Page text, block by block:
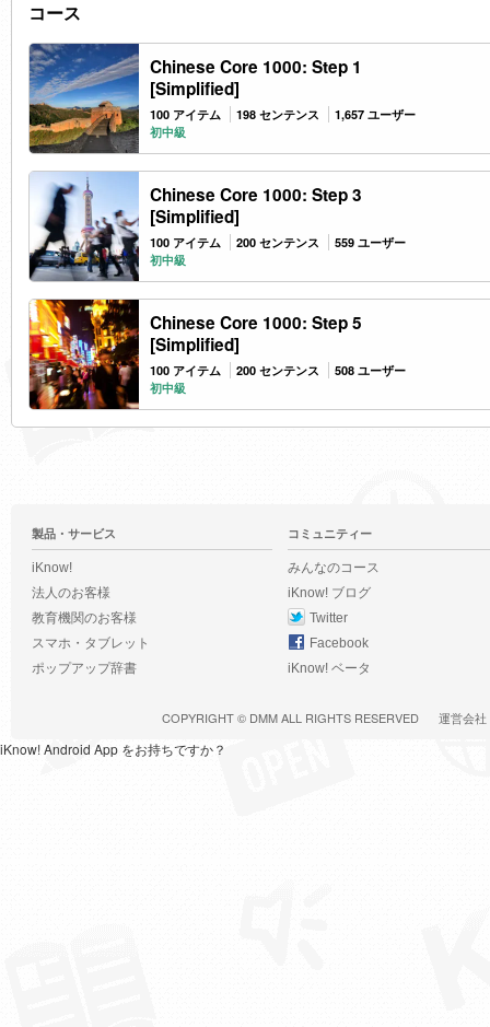
コース
Chinese Core 1000: Step 1
[Simplified]
100 アイテム 198 センテンス
1,657 ユーザー
初中級
Chinese Core 1000: Step 3
[Simplified]
100 アイテム 200 センテンス
559 ユーザー
初中級
Chinese Core 1000: Step 5
[Simplified]
100 アイテム 200 センテンス
508 ユーザー
初中級
製品・サービス
iKnow!
法人のお客様
教育機関のお客様
スマホ・タブレット
ポップアップ辞書
コミュニティー
みんなのコース
iKnow! ブログ
Twitter
Facebook
iKnow! ベータ
COPYRIGHT © DMMALL RIGHTS RESERVED 運営会社
iKnow! Android App をお持ちですか？